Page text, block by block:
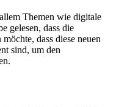
‌Themen wie digitale
gelesen, dass ⁤die⁣
dass diese neuen
sind, um den